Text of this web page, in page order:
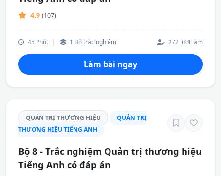
4.9 (107)
45 Phút | 1 Bộ trắc nghiệm 272 lượt làm
Làm bài ngay
QUẢN TRỊ THƯƠNG HIỆU
QUẢN TRỊ
THƯƠNG HIỆU TIẾNG ANH
Bộ 8 - Trắc nghiệm Quản trị thương hiệu
Tiếng Anh có đáp án